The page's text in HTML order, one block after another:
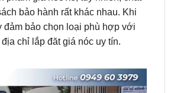
chỉ lắp đăt giá nóc uy tín.